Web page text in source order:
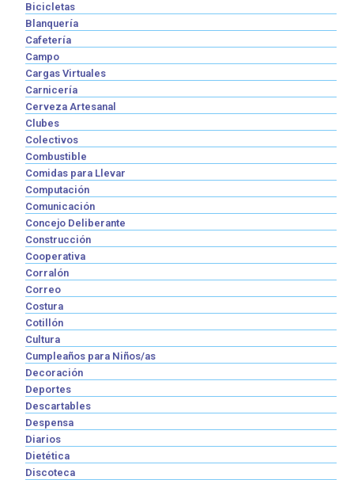
Bicicletas
Blanquería
Cafetería
Campo
Cargas Virtuales
Carnicería
Cerveza Artesanal
Clubes
Colectivos
Combustible
Comidas para Llevar
Computación
Comunicación
Concejo Deliberante
Construcción
Cooperativa
Corralón
Correo
Costura
Cotillón
Cultura
Cumpleaños para Niños/as
Decoración
Deportes
Descartables
Despensa
Diarios
Dietética
Discoteca